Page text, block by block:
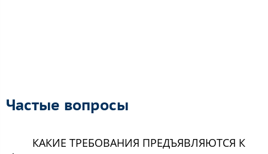
Частые вопросы
КАКИЕ ТРЕБОВАНИЯ ПРЕДЪЯВЛЯЮТСЯ К